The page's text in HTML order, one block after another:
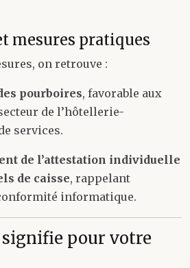
mesures pratiques
on retrouve :
pourboires, favorable aux
de l’hôtellerie-
services.
de l’attestation individuelle
de caisse, rappelant
informatique.
signifie pour votre